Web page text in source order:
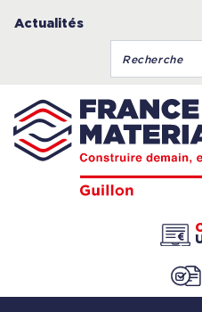
Actualités